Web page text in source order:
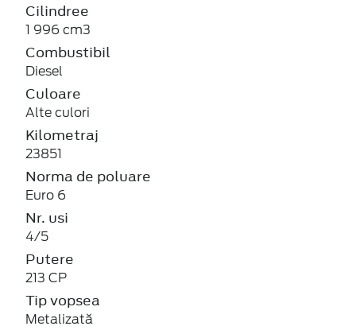
Cilindree
1 996 cm3
Combustibil
Diesel
Culoare
Alte culori
Kilometraj
23851
Norma de poluare
Euro 6
Nr. usi
4/5
Putere
213 CP
Tip vopsea
Metalizată